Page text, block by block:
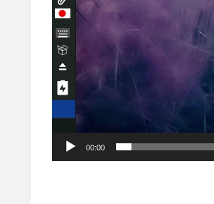
00:00